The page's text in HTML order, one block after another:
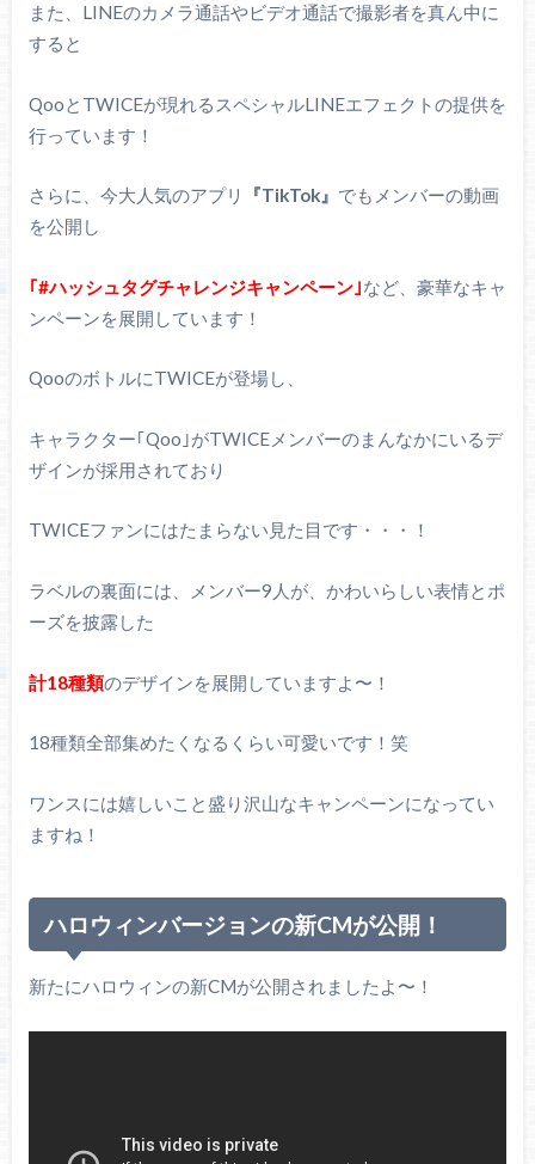
また、LINEのカメラ通話やビデオ通話で撮影者を真ん中に
すると
QooとTWICEが現れるスペシャルLINEエフェクトの提供を
行っています！
さらに、今大人気のアプリ 『TikTok』 でもメンバーの動画
を公開し
｢#ハッシュタグチャレンジキャンペーン｣など、豪華なキャ
ンペーンを展開しています！
QooのボトルにTWICEが登場し、
キャラクター｢Qoo｣がTWICEメンバーのまんなかにいるデ
ザインが採用されており
TWICEファンにはたまらない見た目です・・・！
ラベルの裏面には、メンバー9人が、かわいらしい表情とポ
ーズを披露した
計18種類のデザインを展開していますよ〜！
18種類全部集めたくなるくらい可愛いです！笑
ワンスには嬉しいこと盛り沢山なキャンペーンになってい
ますね！
ハロウィンバージョンの新CMが公開！
新たにハロウィンの新CMが公開されましたよ〜！